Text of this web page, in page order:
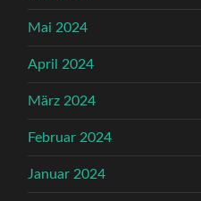
Mai 2024
April 2024
März 2024
Februar 2024
Januar 2024